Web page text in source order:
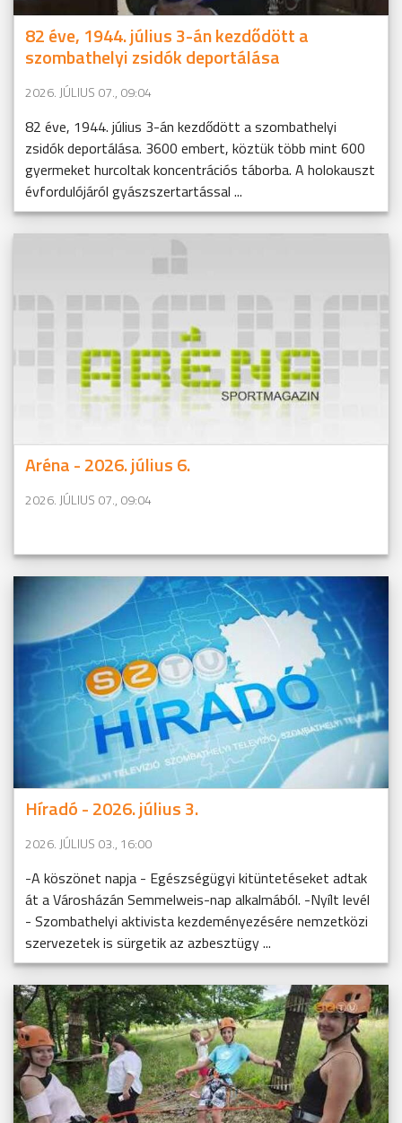
82 éve, 1944. július 3-án kezdődött a
szombathelyi zsidók deportálása
2026. JÚLIUS 07., 09:04
82 éve, 1944. július 3-án kezdődött a szombathelyi
zsidók deportálása. 3600 embert, köztük több mint 600
gyermeket hurcoltak koncentrációs táborba. A holokauszt
évfordulójáról gyászszertartással ...
Aréna - 2026. július 6.
2026. JÚLIUS 07., 09:04
Híradó - 2026. július 3.
2026. JÚLIUS 03., 16:00
-A köszönet napja - Egészségügyi kitüntetéseket adtak
át a Városházán Semmelweis-nap alkalmából. -Nyílt levél
- Szombathelyi aktivista kezdeményezésére nemzetközi
szervezetek is sürgetik az azbesztügy ...